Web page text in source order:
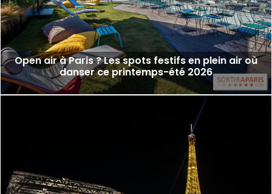
Open air à Paris ? Les spots festifs en plein air où
danser ce printemps-été 2026